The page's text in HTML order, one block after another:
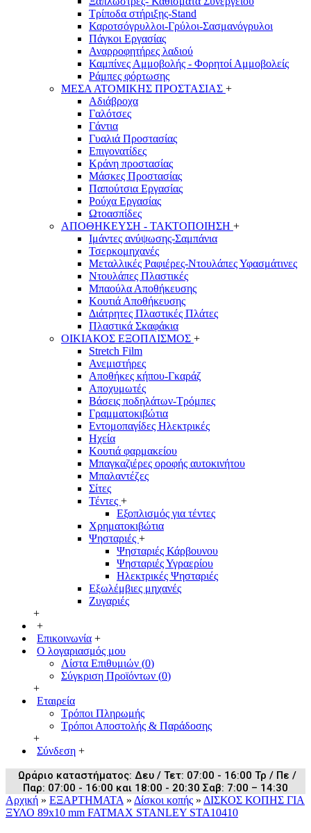
Τρίποδα στήριξης-Stand
Καροτσόγρυλλοι-Γρύλοι-Σασμανόγρυλοι
Πάγκοι Εργασίας
Αναρροφητήρες λαδιού
Καμπίνες Αμμοβολής - Φορητοί Αμμοβολείς
Ράμπες φόρτωσης
ΜΕΣΑ ΑΤΟΜΙΚΗΣ ΠΡΟΣΤΑΣΙΑΣ +
Αδιάβροχα
Γαλότσες
Γάντια
Γυαλιά Προστασίας
Επιγονατίδες
Κράνη προστασίας
Μάσκες Προστασίας
Παπούτσια Εργασίας
Ρούχα Εργασίας
Ωτοασπίδες
ΑΠΟΘΗΚΕΥΣΗ - ΤΑΚΤΟΠΟΙΗΣΗ +
Ιμάντες ανύψωσης-Σαμπάνια
Τσερκομηχανές
Μεταλλικές Ραφιέρες-Ντουλάπες Υφασμάτινες
Ντουλάπες Πλαστικές
Μπαούλα Αποθήκευσης
Κουτιά Αποθήκευσης
Διάτρητες Πλαστικές Πλάτες
Πλαστικά Σκαφάκια
ΟΙΚΙΑΚΟΣ ΕΞΟΠΛΙΣΜΟΣ +
Stretch Film
Ανεμιστήρες
Αποθήκες κήπου-Γκαράζ
Αποχυμωτές
Βάσεις ποδηλάτων-Τρόμπες
Γραμματοκιβώτια
Εντομοπαγίδες Ηλεκτρικές
Ηχεία
Κουτιά φαρμακείου
Μπαγκαζιέρες οροφής αυτοκινήτου
Μπαλαντέζες
Σίτες
Τέντες +
Εξοπλισμός για τέντες
Χρηματοκιβώτια
Ψησταριές +
Ψησταριές Κάρβουνου
Ψησταριές Υγραερίου
Ηλεκτρικές Ψησταριές
Εξωλέμβιες μηχανές
Ζυγαριές
+
+
Επικοινωνία +
Ο λογαριασμός μου
Λίστα Επιθυμιών (0)
Σύγκριση Προϊόντων (0)
+
Εταιρεία
Τρόποι Πληρωμής
Τρόποι Αποστολής & Παράδοσης
+
Σύνδεση +
Ωράριο καταστήματος: Δευ / Τετ: 07:00 - 16:00 Τρ / Πε /
Παρ: 07:00 - 16:00 και 18:00 - 20:30 Σαβ: 7:00 – 14:30
Αρχική » ΕΞΑΡΤΗΜΑΤΑ » Δίσκοι κοπής » ΔΙΣΚΟΣ ΚΟΠΗΣ ΓΙΑ
ΞΥΛΟ 89x10 mm FATMAX STANLEY STA10410